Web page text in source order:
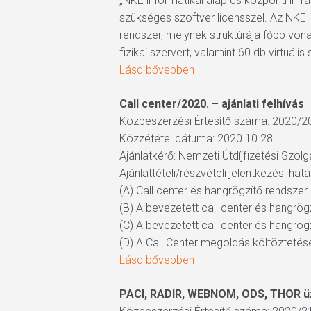
szükséges szoftver licensszel. Az
rendszer, melynek struktúrája főbb
fizikai szervert, valamint 60 db virtuális
Lásd bővebben
Call center/2020. – ajánlati felhívás
Közbeszerzési Értesítő száma: 2020/
Közzététel dátuma: 2020.10.28.
Ajánlatkérő: Nemzeti Útdíjfizetési
Ajánlattételi/részvételi jelentkezési
(A) Call center és hangrögzítő
(B) A bevezetett call center és
(C) A bevezetett call center és
(D) A Call Center megoldás
Lásd bővebben
PACI, RADIR, WEBNOM, ODS,